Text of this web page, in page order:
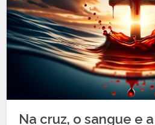
Na cruz, o sangue e